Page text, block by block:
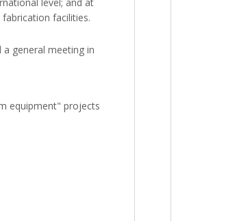
facilities.
general meeting in
equipment" projects